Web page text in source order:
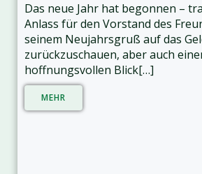
Das neue Jahr hat begonnen –
Anlass für den Vorstand des
seinem Neujahrsgruß auf das
zurückzuschauen, aber auch
hoffnungsvollen Blick[…]
MEHR